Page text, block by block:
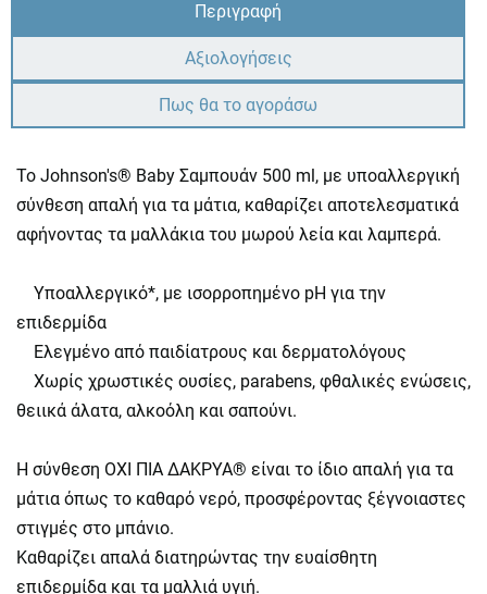
Περιγραφή
Αξιολογήσεις
Πως θα το αγοράσω
Το Johnson's® Baby Σαμπουάν 500 ml, με υποαλλεργική
σύνθεση απαλή για τα μάτια, καθαρίζει αποτελεσματικά
αφήνοντας τα μαλλάκια του μωρού λεία και λαμπερά.
Υποαλλεργικό*, με ισορροπημένο pH για την
επιδερμίδα
Ελεγμένο από παιδίατρους και δερματολόγους
Χωρίς χρωστικές ουσίες, parabens, φθαλικές ενώσεις,
θειικά άλατα, αλκοόλη και σαπούνι.
Η σύνθεση ΟΧΙ ΠΙΑ ΔΑΚΡΥΑ® είναι το ίδιο απαλή για τα
μάτια όπως το καθαρό νερό, προσφέροντας ξέγνοιαστες
στιγμές στο μπάνιο.
Καθαρίζει απαλά διατηρώντας την ευαίσθητη
επιδερμίδα και τα μαλλιά υγιή.